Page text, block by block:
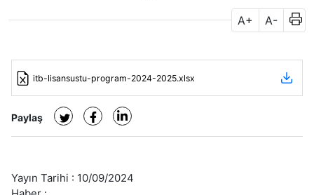
A+ A-
itb-lisansustu-program-2024-2025.xlsx
Paylaş
Yayın Tarihi : 10/09/2024